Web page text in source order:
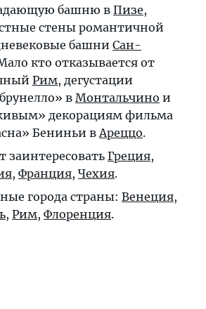
башню в Пизе,
стены романтичной
башни Сан-
кто отказывается от
Рим, дегустации
в Монтальчино и
декорациям фильма
Бениньи вАреццо.
заинтересовать Греция,
, Франция, Чехия.
города страны: Венеция,
, Рим, Флоренция.